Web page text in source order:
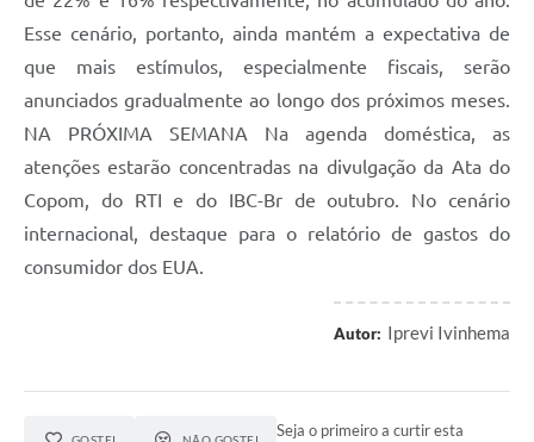
Autor: Iprevi Ivinhema
Seja o primeiro a curtir esta